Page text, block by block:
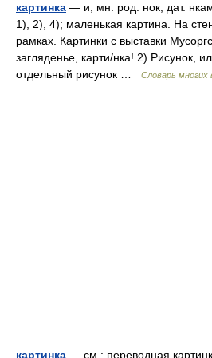
картинка — и; мн. род. нок, дат.
1), 2), 4); маленькая картина. На
рамках. Картинки с выставки
загляденье, карти/нка! 2) Рисунок,
отдельный рисунок …
Словарь многих
картинка — см.: переводная